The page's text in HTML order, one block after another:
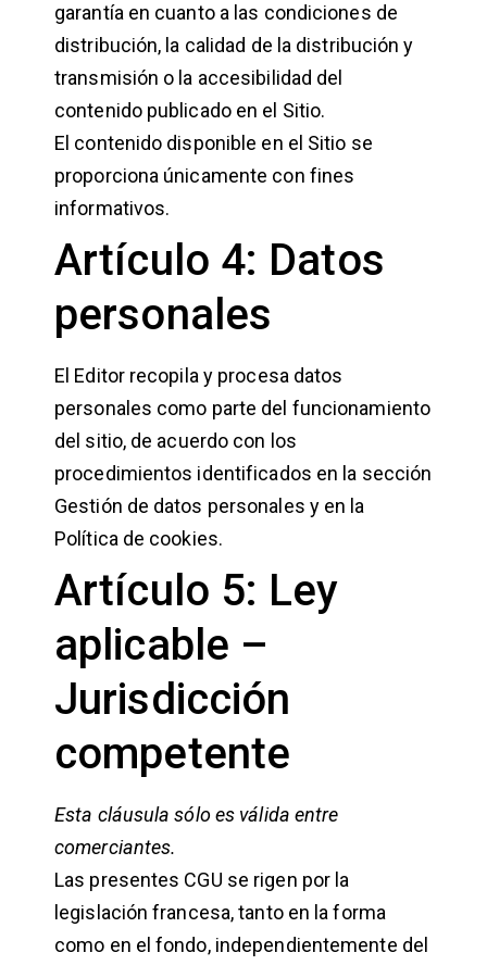
garantía en cuanto a las condiciones de
distribución, la calidad de la distribución y
transmisión o la accesibilidad del
contenido publicado en el Sitio.
El contenido disponible en el Sitio se
proporciona únicamente con fines
informativos.
Artículo 4: Datos
personales
El Editor recopila y procesa datos
personales como parte del funcionamiento
del sitio, de acuerdo con los
procedimientos identificados en la sección
Gestión de datos personales y en la
Política de cookies.
Artículo 5: Ley
aplicable –
Jurisdicción
competente
Esta cláusula sólo es válida entre
comerciantes.
Las presentes CGU se rigen por la
legislación francesa, tanto en la forma
como en el fondo, independientemente del